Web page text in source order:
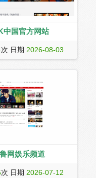
量的ai与物理
中国官方网站
网站,SNK,SNK中国,SNK
次 日期 2026-08-03
网娱乐频道
心娱乐新闻,齐鲁网新闻中
次 日期 2026-07-12